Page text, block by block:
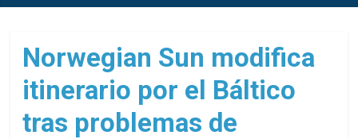
la
de
cruceros
en
un
solo
Norwegian Sun modifica
itinerario por el Báltico
tras problemas de